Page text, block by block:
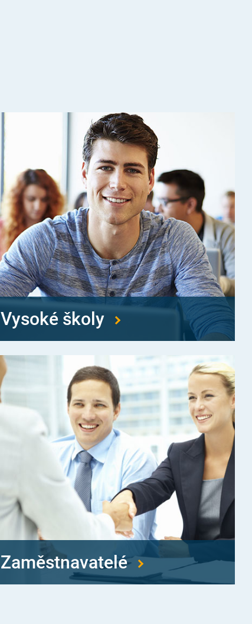
Vysoké školy
Zaměstnavatelé